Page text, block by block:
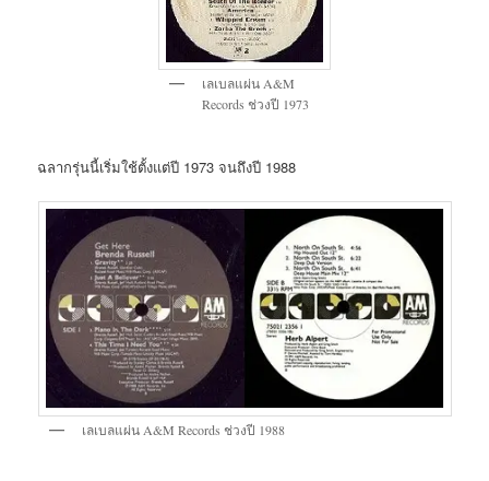
เลเบลแผ่น A&M
Records ช่วงปี 1973
ฉลากรุ่นนี้เริ่มใช้ตั้งแต่ปี 1973 จนถึงปี 1988
เลเบลแผ่น A&M Records ช่วงปี 1988